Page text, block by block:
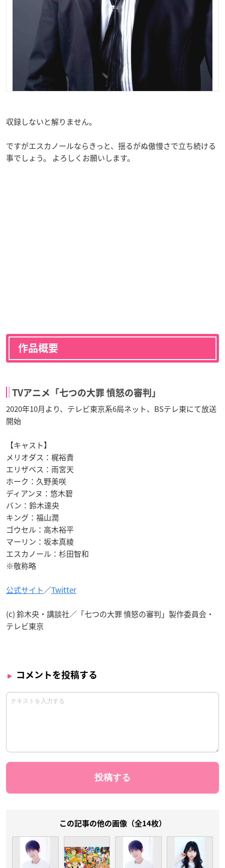
収録しないと解りません。
ですがエスカノールならきっと、揺るがぬ傲慢さで立ち続ける
事でしょう。 よろしくお願いします。
作品概要
TVアニメ「七つの大罪 憤怒の審判」
2020年10月より、テレビ東京系6局ネット、BSテレ東にて放送
開始
【キャスト】
メリオダス：梶裕貴
エリザベス：雨宮天
ホーク：久野美咲
ディアンヌ：悠木碧
バン：鈴木達央
キング：福山潤
ゴウセル：高木裕平
マーリン：坂本真綾
エスカノール：杉田智和
※敬称略
公式サイト／Twitter
(c)️ 鈴木央・講談社／「七つの大罪 憤怒の審判」製作委員会・
テレビ東京
コメントを投稿する
この記事の他の画像（全14枚）